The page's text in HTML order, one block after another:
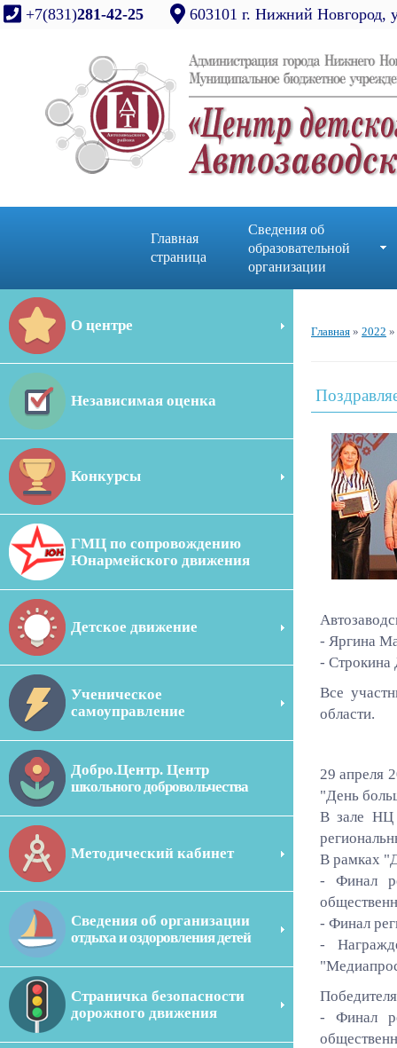
+7(831)281-42-25 603101 г. Нижний Новгород,
Главная
страница
Сведения об
образовательной
организации
О центре
Независимая оценка
Конкурсы
ГМЦ по сопровождению
Юнармейского движения
Детское движение
Ученическое
самоуправление
Добро.Центр. Центр
школьного добровольчества
Методический кабинет
Сведения об организации
отдыха и оздоровления детей
Страничка безопасности
дорожного движения
Главная » 2022 »
- Яргина
- Строкина
Все
области.
29 апреля
"День
В зале НЦ
В рамках
- Финал
- Финал
-
- Финал